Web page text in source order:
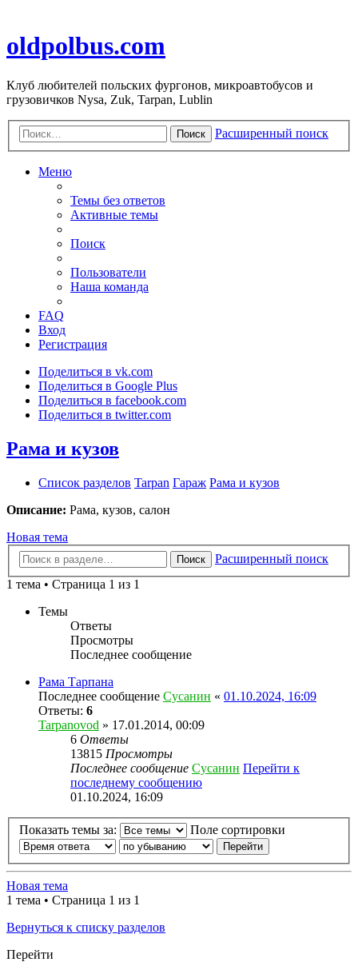
oldpolbus.com
Клуб любителей польских фургонов, микроавтобусов и
грузовичков Nysa, Zuk, Tarpan, Lublin
Поиск Расширенный поиск
Меню
Темы без ответов
Активные темы
Поиск
Пользователи
Наша команда
FAQ
Вход
Регистрация
Поделиться в vk.com
Поделиться в Google Plus
Поделиться в facebook.com
Поделиться в twitter.com
Рама и кузов
Список разделов Tarpan Гараж Рама и кузов
Описание: Рама, кузов, салон
Новая тема
Поиск
Расширенный поиск
1 тема • Страница 1 из 1
Темы
Ответы
Просмотры
Последнее сообщение
Рама Тарпана
Последнее сообщение Сусанин « 01.10.2024, 16:09
Ответы: 6
Tarpanovod » 17.01.2014, 00:09
6 Ответы
13815 Просмотры
Последнее сообщение Сусанин Перейти к
последнему сообщению
01.10.2024, 16:09
Показать темы за: Поле сортировки
Новая тема
1 тема • Страница 1 из 1
Вернуться к списку разделов
Перейти